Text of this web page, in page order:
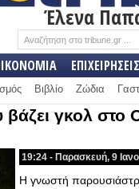
Έλενα
ΕΠΙΧΕΙΡΗΣΕΙΣ
Βιβλίο Ζώδια
γκολ στο
19:24 - Παρασκευή, 9
Η γνωστή